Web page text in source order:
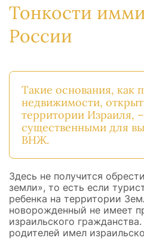
Тонкости
России
Такие основания, как
недвижимости,
территории Израиля,
существенными для
ВНЖ.
Здесь не получится
земли», то есть если
ребенка на территории
новорожденный не имеет
израильского
родителей имел